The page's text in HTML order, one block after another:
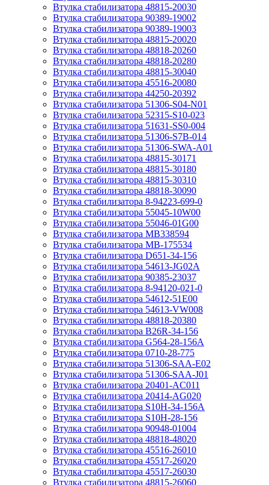
Втулка стабилизатора 48815-20030
Втулка стабилизатора 90389-19002
Втулка стабилизатора 90389-19003
Втулка стабилизатора 48815-20020
Втулка стабилизатора 48818-20260
Втулка стабилизатора 48818-20280
Втулка стабилизатора 48815-30040
Втулка стабилизатора 45516-20080
Втулка стабилизатора 44250-20392
Втулка стабилизатора 51306-S04-N01
Втулка стабилизатора 52315-S10-023
Втулка стабилизатора 51631-SS0-004
Втулка стабилизатора 51306-S7B-014
Втулка стабилизатора 51306-SWA-A01
Втулка стабилизатора 48815-30171
Втулка стабилизатора 48815-30180
Втулка стабилизатора 48815-30310
Втулка стабилизатора 48818-30090
Втулка стабилизатора 8-94223-699-0
Втулка стабилизатора 55045-10W00
Втулка стабилизатора 55046-01G00
Втулка стабилизатора MB338594
Втулка стабилизатора MB-175534
Втулка стабилизатора D651-34-156
Втулка стабилизатора 54613-JG02A
Втулка стабилизатора 90385-23037
Втулка стабилизатора 8-94120-021-0
Втулка стабилизатора 54612-51E00
Втулка стабилизатора 54613-VW008
Втулка стабилизатора 48818-20380
Втулка стабилизатора B26R-34-156
Втулка стабилизатора G564-28-156A
Втулка стабилизатора 0710-28-775
Втулка стабилизатора 51306-SAA-E02
Втулка стабилизатора 51306-SAA-J01
Втулка стабилизатора 20401-AC011
Втулка стабилизатора 20414-AG020
Втулка стабилизатора S10H-34-156A
Втулка стабилизатора S10H-28-156
Втулка стабилизатора 90948-01004
Втулка стабилизатора 48818-48020
Втулка стабилизатора 45516-26010
Втулка стабилизатора 45517-26020
Втулка стабилизатора 45517-26030
Втулка стабилизатора 48815-26060